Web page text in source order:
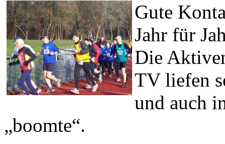
Gute
Jahr für
Die
TV liefen
und auch
„boomte“.